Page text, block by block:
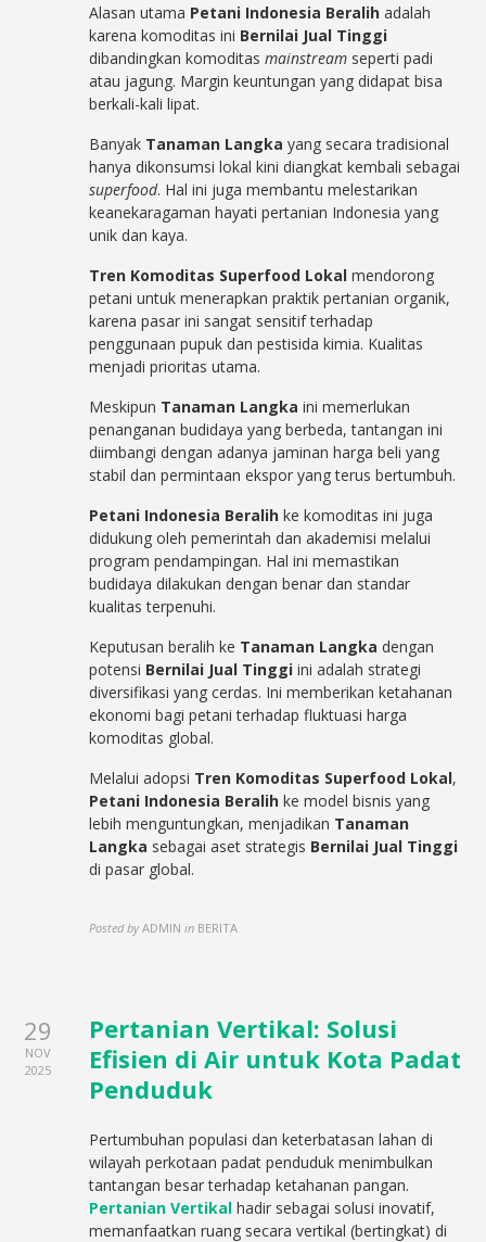
Alasan utama Petani Indonesia Beralih adalah
karena komoditas ini Bernilai Jual Tinggi
dibandingkan komoditasmainstream seperti padi
atau jagung. Margin keuntungan yang didapat bisa
berkali-kali lipat.
Banyak Tanaman Langka yang secara tradisional
hanya dikonsumsi lokal kini diangkat kembali sebagai
superfood. Hal ini juga membantu melestarikan
keanekaragaman hayati pertanian Indonesia yang
unik dan kaya.
Tren Komoditas Superfood Lokal mendorong
petani untuk menerapkan praktik pertanian organik,
karena pasar ini sangat sensitif terhadap
penggunaan pupuk dan pestisida kimia. Kualitas
menjadi prioritas utama.
Meskipun Tanaman Langka ini memerlukan
penanganan budidaya yang berbeda, tantangan ini
diimbangi dengan adanya jaminan harga beli yang
stabil dan permintaan ekspor yang terus bertumbuh.
Petani Indonesia Beralih ke komoditas ini juga
didukung oleh pemerintah dan akademisi melalui
program pendampingan. Hal ini memastikan
budidaya dilakukan dengan benar dan standar
kualitas terpenuhi.
Keputusan beralih ke Tanaman Langka dengan
potensi Bernilai Jual Tinggi ini adalah strategi
diversifikasi yang cerdas. Ini memberikan ketahanan
ekonomi bagi petani terhadap fluktuasi harga
komoditas global.
Melalui adopsi Tren Komoditas Superfood Lokal,
Petani Indonesia Beralih ke model bisnis yang
lebih menguntungkan, menjadikan Tanaman
Langka sebagai aset strategis Bernilai Jual Tinggi
di pasar global.
Posted by ADMIN in BERITA
29
NOV
2025
Pertanian Vertikal: Solusi
Efisien di Air untuk Kota Padat
Penduduk
Pertumbuhan populasi dan keterbatasan lahan di
wilayah perkotaan padat penduduk menimbulkan
tantangan besar terhadap ketahanan pangan.
Pertanian Vertikal hadir sebagai solusi inovatif,
memanfaatkan ruang secara vertikal (bertingkat) di